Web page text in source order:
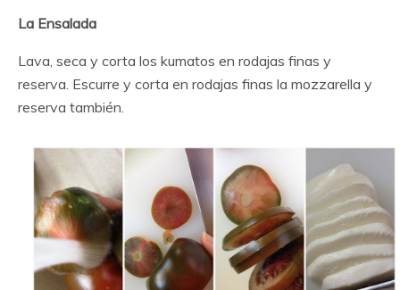
La Ensalada
Lava, seca y corta los kumatos en rodajas finas y
reserva. Escurre y corta en rodajas finas la mozzarella y
reserva también.